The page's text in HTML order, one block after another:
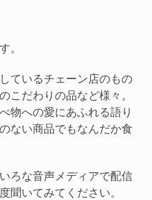
。
ているチェーン店のもの
こだわりの品など様々。
物への愛にあふれる語り
ない商品でもなんだか食
ろな音声メディアで配信
聞いてみてください。